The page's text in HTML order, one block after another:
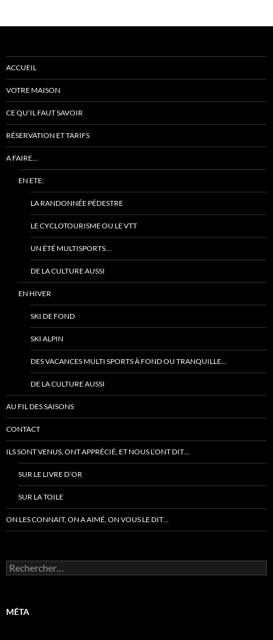
ACCUEIL
VOTRE MAISON
CE QU’IL FAUT SAVOIR
RÉSERVATION ET TARIFS
A FAIRE…
EN ETE:
LA RANDONNÉE PÉDESTRE
LE CYCLOTOURISME OU LE VTT
UN ÉTÉ MULTISPORTS…
DE LA CULTURE AUSSI
EN HIVER
SKI DE FOND
SKI ALPIN
DES VACANCES MULTI SPORTS À FOND OU TRANQUILLE…
DE LA CULTURE AUSSI
AU FIL DES SAISONS
CONTACT
ILS SONT VENUS, ONT APPRÉCIÉ, ET NOUS L’ONT DIT…
SUR LE LIVRE D’OR
SUR LA TOILE
ON LES CONNAIT, ON A AIMÉ, ON VOUS LE DIT…
Rechercher :
MÉTA